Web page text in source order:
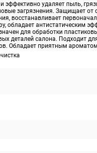
эффективно удаляет пыль,
загрязнения. Защищает от
восстанавливает
обладает антистатическим
для обработки
деталей салона. Подходит
Обладает приятным